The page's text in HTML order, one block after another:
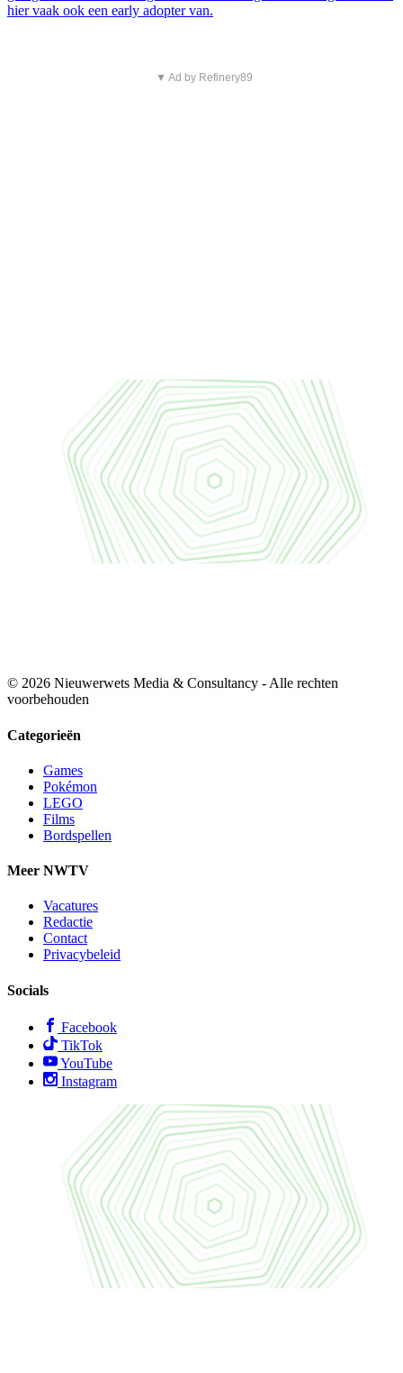
hier vaak ook een early adopter van.
▼ Ad by Refinery89
© 2026 Nieuwerwets Media & Consultancy - Alle rechten
voorbehouden
Categorieën
Games
Pokémon
LEGO
Films
Bordspellen
Meer NWTV
Vacatures
Redactie
Contact
Privacybeleid
Socials
Facebook
TikTok
YouTube
Instagram